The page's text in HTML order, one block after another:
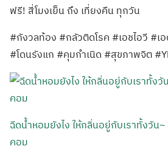
ฟรี! สี่โมงเย็น ถึง เที่ยงคืน ทุกวัน
#กังวลท้อง #กลัวติดโรค #เอชไอวี #เ
#โดนรังแก #คุมกำเนิด #สุขภาพจิต
ฉีดน้ำหอมยังไง ให้กลิ่นอยู่กับเราทั้งวัน
คอม